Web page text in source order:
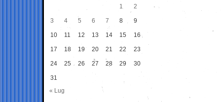
1
2
3 4 5 6 7 8 9
10 11 12 13 14 15 16
17 18 19 20 21 22 23
24 25 26 27 28 29 30
31
« Lug